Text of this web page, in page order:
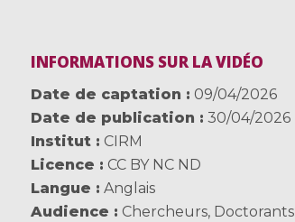
INFORMATIONS SUR LA VIDÉO
Date de captation
09/04/2026
Date de publication
30/04/2026
Institut
CIRM
Licence
CC BY NC ND
Langue
Anglais
Audience
Chercheurs, Doctorants